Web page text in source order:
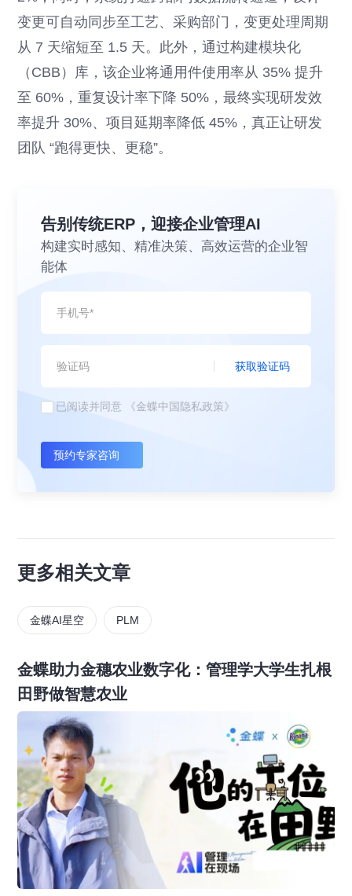
变更可自动同步至工艺、采购部门，变更处理周期
从 7 天缩短至 1.5 天。此外，通过构建模块化
（CBB）库，该企业将通用件使用率从 35% 提升
至 60%，重复设计率下降 50%，最终实现研发效
率提升 30%、项目延期率降低 45%，真正让研发
团队 “跑得更快、更稳”。
告别传统ERP，迎接企业管理AI
构建实时感知、精准决策、高效运营的企业智
能体
获取验证码
已阅读并同意 《金蝶中国隐私政策》
预约专家咨询
更多相关文章
金蝶AI星空 PLM
金蝶助力金穗农业数字化：管理学大学生扎根
田野做智慧农业